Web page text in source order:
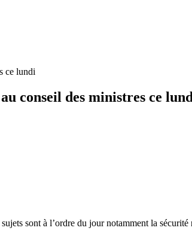
ce lundi
conseil des ministres ce
sont à l’ordre du jour notamment la sécurité